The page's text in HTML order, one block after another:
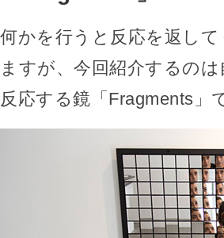
何かを行うと反応を返し
ますが、今回紹介するの
反応する鏡「Fragments」